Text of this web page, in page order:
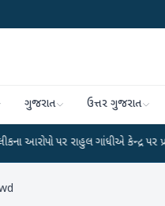
ગુજરાત ઉત્તર ગુજરાત
પર રાહુલ ગાંધીએ કેન્દ્ર પર પ્રહાર કર્યા